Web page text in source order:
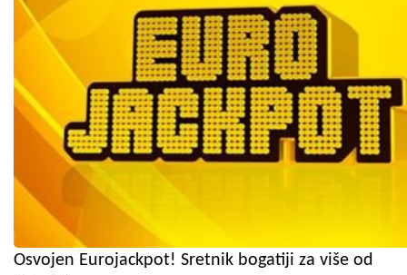
Osvojen Eurojackpot! Sretnik bogatiji za više od